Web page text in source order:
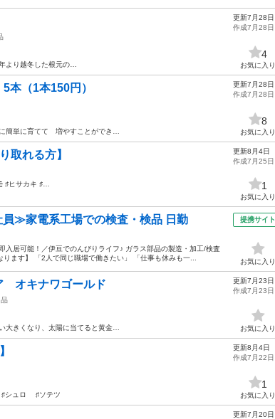
より越冬した根元の…
更新7月28日
作成7月28日
4
お気に入り
本（1本150円）
簡単に育てて 増やすことができ…
更新7月28日
作成7月28日
8
お気に入り
取れる方】
♯ヒサカキ ♯…
更新8月4日
作成7月25日
1
お気に入り
≫家電系工場での検査・検品 日勤
入居可能！／伊豆でのんびりライフ♪ ガラス部品の製造・加工/検査
ます】 「2人で同じ職場で働きたい」 「仕事も休みも一...
提携サイト
お気に入り
オキナワゴールド
大きくなり、太陽に当てると黄金…
更新7月23日
作成7月23日
お気に入り
♯シュロ ♯ソテツ
更新8月4日
作成7月22日
1
お気に入り
更新7月20日